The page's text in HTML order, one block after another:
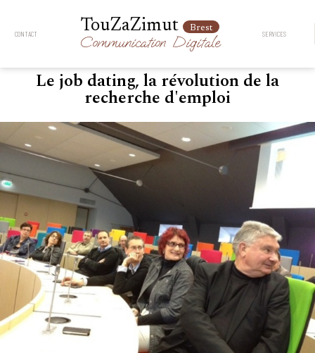
CONTACT TouZaZimut Brest
Communication Digitale SERVICES
Le job dating, la révolution de la
recherche d'emploi